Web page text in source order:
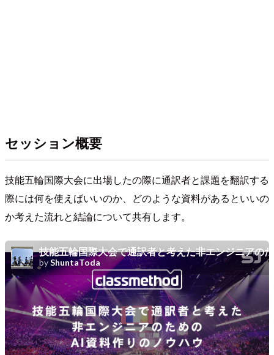
セッション概要
技能五輪国際大会に出場したの際に通訳者と課題を翻訳する
際には何を使えばいいのか、どのような資料があるといいの
か考えた流れと結論について共有します。